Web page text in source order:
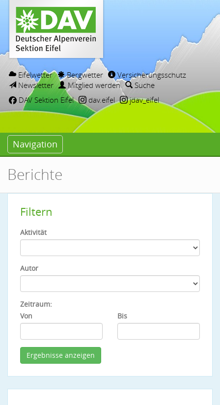
Eifelwetter Bergwetter
Versicherungsschutz
Newsletter
Mitglied werden
Suche
DAV Sektion Eifel
dav.eifel jdav_eifel
Navigation
Berichte
Filtern
Aktivität
Autor
Zeitraum:
Von
Bis